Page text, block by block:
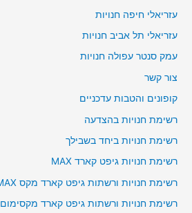
עזריאלי חיפה חנויות
עזריאלי תל אביב חנויות
עמק סנטר עפולה חנויות
צור קשר
קופונים והטבות עדכניים
רשימת חנויות בהצדעה
רשימת חנויות ביחד בשבילך
רשימת חנויות גיפט קארד MAX
רשימת חנויות ורשתות גיפט קארד מקס MAX
רשימת חנויות ורשתות גיפט קארד מקסימום Maximum GIFT CARD